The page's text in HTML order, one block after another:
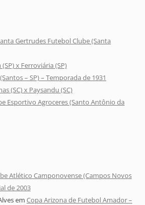
Gertrudes Futebol Clube (Santa
x Ferroviária (SP)
– SP) – Temporada de 1931
(SC) x Paysandu (SC)
Esportivo Agroceres (Santo Antônio da
Atlético Camponovense (Campos Novos
de 2003
em Copa Arizona de Futebol Amador –